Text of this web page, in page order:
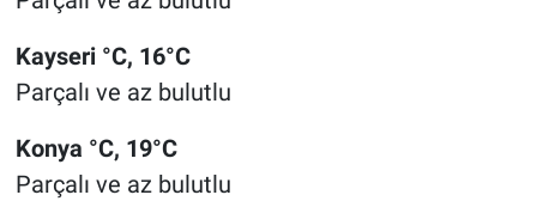
Kayseri °C, 16°C
Parçalı ve az bulutlu
Konya °C, 19°C
Parçalı ve az bulutlu